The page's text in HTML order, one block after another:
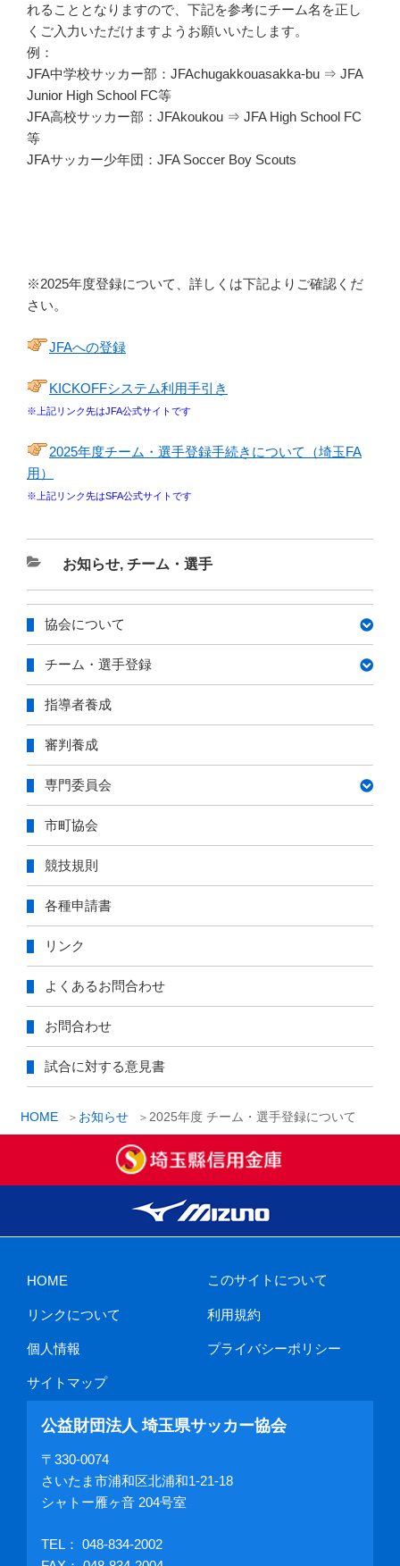
HOME お知らせ 2025年度 チーム・選手登録について
れることとなりますので、下記を参考にチーム名を正し
くご入力いただけますようお願いいたします。
例：
JFA中学校サッカー部：JFAchugakkouasakka-bu ⇒ JFA
Junior High School FC等
JFA高校サッカー部：JFAkoukou ⇒ JFA High School FC
等
JFAサッカー少年団：JFA Soccer Boy Scouts
※2025年度登録について、詳しくは下記よりご確認くだ
さい。
JFAへの登録
KICKOFFシステム利用手引き
※上記リンク先はJFA公式サイトです
2025年度チーム・選手登録手続きについて（埼玉FA
用）
※上記リンク先はSFA公式サイトです
カ
テ
リ
お知らせ, チーム・選手
協会について
チーム・選手登録
指導者養成
審判養成
専門委員会
市町協会
競技規則
各種申請書
リンク
よくあるお問合わせ
お問合わせ
試合に対する意見書
HOME このサイトについて
リンクについて 利用規約
個人情報 プライバシーポリシー
サイトマップ
公益財団法人 埼玉県サッカー協会
〒330-0074
さいたま市浦和区北浦和1-21-18
シャトー雁ヶ音 204号室
TEL： 048-834-2002